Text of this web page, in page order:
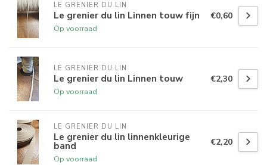
LE GRENIER DU LIN
Le grenier du lin Linnen touw fijn
Op voorraad
€0,60
LE GRENIER DU LIN
Le grenier du lin Linnen touw
Op voorraad
€2,30
LE GRENIER DU LIN
Le grenier du lin linnenkleurige
band
Op voorraad
€2,20